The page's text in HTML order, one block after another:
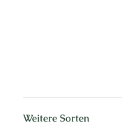
Weitere Sorten